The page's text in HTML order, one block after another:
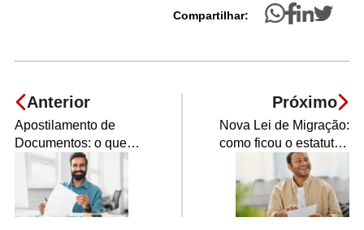
Compartilhar:
Anterior
Apostilamento de
Documentos: o que
você precisa saber
Próximo
Nova Lei de Migração:
como ficou o estatuto
do estrangeiro no
Brasil?